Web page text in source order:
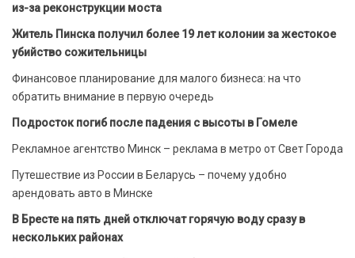
из-за реконструкции моста
Житель Пинска получил более 19 лет колонии за жестокое
убийство сожительницы
Финансовое планирование для малого бизнеса: на что
обратить внимание в первую очередь
Подросток погиб после падения с высоты в Гомеле
Рекламное агентство Минск – реклама в метро от Свет Города
Путешествие из России в Беларусь – почему удобно
арендовать авто в Минске
В Бресте на пять дней отключат горячую воду сразу в
нескольких районах